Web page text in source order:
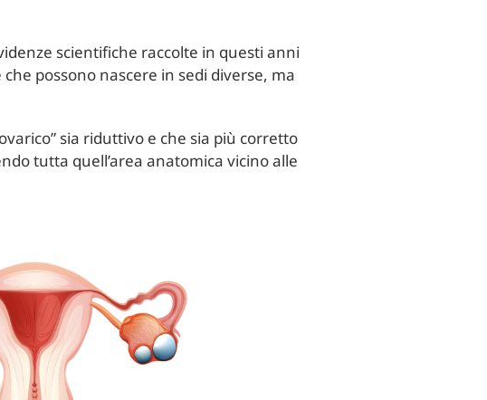
scientifiche raccolte in questi anni
possono nascere in sedi diverse, ma
sia riduttivo e che sia più corretto
tutta quell’area anatomica vicino alle